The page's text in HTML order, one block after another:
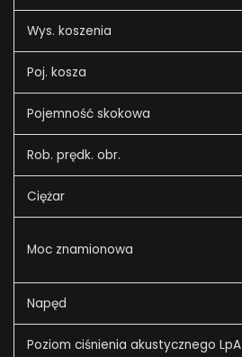
Wys. koszenia
Poj. kosza
Pojemność skokowa
Rob. prędk. obr.
Ciężar
Moc znamionowa
Napęd
Poziom ciśnienia akustycznego LpA